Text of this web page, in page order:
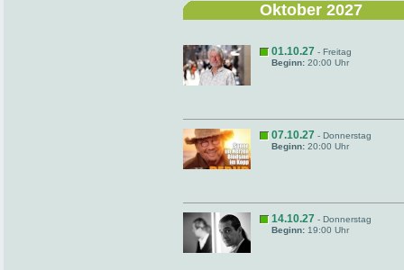
Oktober 2027
01.10.27 - Freitag
Beginn: 20:00 Uhr
07.10.27 - Donnerstag
Beginn: 20:00 Uhr
14.10.27 - Donnerstag
Beginn: 19:00 Uhr